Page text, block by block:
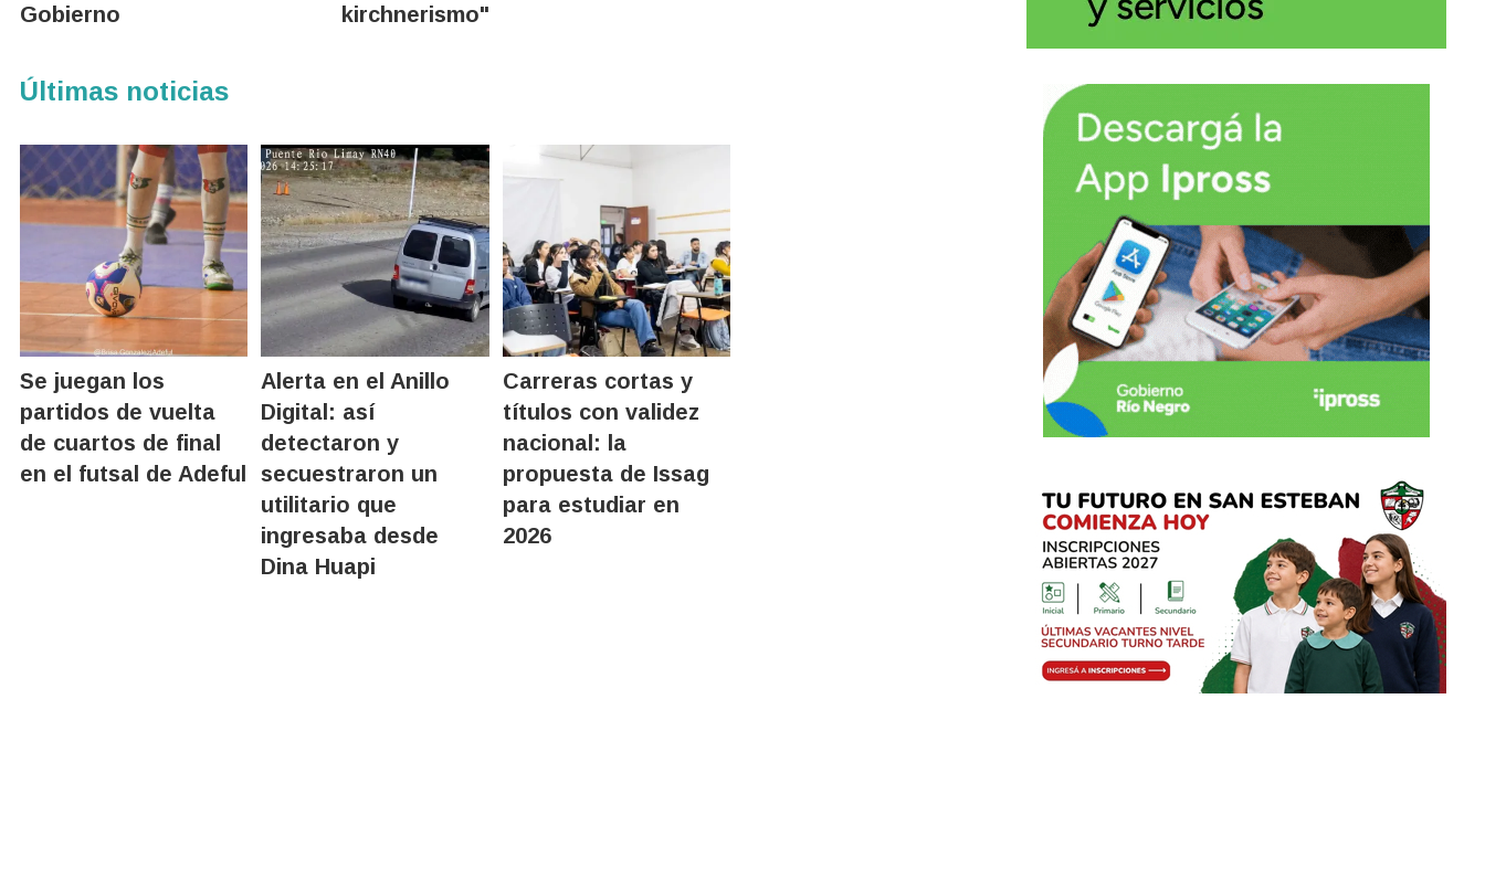
Gobierno
kirchnerismo"
Últimas noticias
Se juegan los
partidos de vuelta
de cuartos de final
en el futsal de Adeful
Alerta en el Anillo
Digital: así
detectaron y
secuestraron un
utilitario que
ingresaba desde
Dina Huapi
Carreras cortas y
títulos con validez
nacional: la
propuesta de Issag
para estudiar en
2026